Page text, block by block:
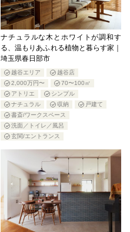
ナチュラルな木とホワイトが調和す
る、温もりあふれる植物と暮らす家｜
埼玉県春日部市
越谷エリア
越谷店
2,000万円〜
70〜100㎡
アトリエ
シンプル
ナチュラル
収納
戸建て
書斎/ワークスペース
洗面／トイレ／風呂
玄関/エントランス